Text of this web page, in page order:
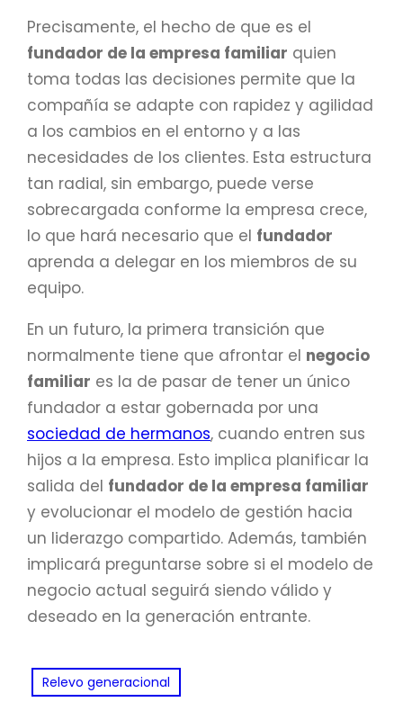
Precisamente, el hecho de que es el
fundador de la empresa familiar quien
toma todas las decisiones permite que la
compañía se adapte con rapidez y agilidad
a los cambios en el entorno y a las
necesidades de los clientes. Esta estructura
tan radial, sin embargo, puede verse
sobrecargada conforme la empresa crece,
lo que hará necesario que el fundador
aprenda a delegar en los miembros de su
equipo.
En un futuro, la primera transición que
normalmente tiene que afrontar el negocio
familiar es la de pasar de tener un único
fundador a estar gobernada por una
sociedad de hermanos, cuando entren sus
hijos a la empresa. Esto implica planificar la
salida del fundador de la empresa familiar
y evolucionar el modelo de gestión hacia
un liderazgo compartido. Además, también
implicará preguntarse sobre si el modelo de
negocio actual seguirá siendo válido y
deseado en la generación entrante.
Relevo generacional